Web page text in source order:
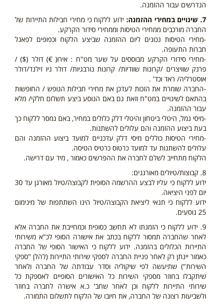
הנדרשים עבור ההזמנה.
7. שינויים במחירי ההזמנה:
ידוע ללקוח כי מחירי חבילות התיירות של
החברה מורכבים ממחירי הטיסות וממחירי סידור הקרקע.
-מחירי הטיסות נכונים ליום ההזמנה שביצע הלקוח וכפופים לפאנל
חברות התעופה.
-מחירי סידורי הקרקע מבוססים על שער מט"ח : אירו( €) דולר ($) /
פרנק שוויצרים /קרונות שוודיות/ קרונות נורבגיות/ דולר ניו זילנד/דולר
אוסטרליה/ ראד וכד' .
-החברה שומרת את הזכות לעדכן את מחירי חבילות הנופש / החופשות
בהתאם לשינויים במט"ח וזאת גם באם הנוסע ביצע תשלום חלקי/ מלא
עבור ההזמנה.
-מיסי נמל, היטלי ביטחון והיטלי דלק כלולים במחיר, באם נמסר ללקוח כך
בעת ביצוע ההזמנה והם עלולים להשתנות.
-מחירי הטיסות כוללים מיסי דלק עדכניים למועד ביצוע ההזמנה והם
עלולים להשתנות עד למועד כרטוס כרטיס הטיסה.
הלקוח מתחייב לשלם לחברה את ההפרשים כאמור , מיד עם דרישה.
8. קבוצות/טיולים מאורגנים:
ידוע ללקוח כי עליו לבצע ההרשמה הסופית לקבוצה/טיול מאורגן עד 30
יום לפני היציאה.
ידוע ללקוח כי תנאי ליציאת הקבוצה/טיול הינו השתתפות של מינימום
25 נוסעים.
9. ידוע ללקוח כי הזמנתו לא תחשב כסופית וכמחייבת את החברה אלא
לאחר שהחברה תמסור ללקוח בכתב את אישורה הסופי לכ"א משירותי
התיירות הכלולים בהזמנה. ידוע ללקוח כי האישור הסופי של החברה
כאמור יינתן רק לאחר פניית החברה לספקי שירותי התיירות (להלן "ספקי
השירות") שתיעשה לפי שיקוליה וסדר עבודתה של החברה ולאחר
שיתקבלו בחוזר מספקי השירות כל האישורים הסופיים לאספקת כל
שירותי התיירות ללקוח וכן לאחר שחב' כ.א אישרה לחברה בחוזר
ולשביעות רצונה של החברה, את חיובו של הלקוח לתשלום התמורה.